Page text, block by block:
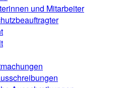
und Mitarbeiter